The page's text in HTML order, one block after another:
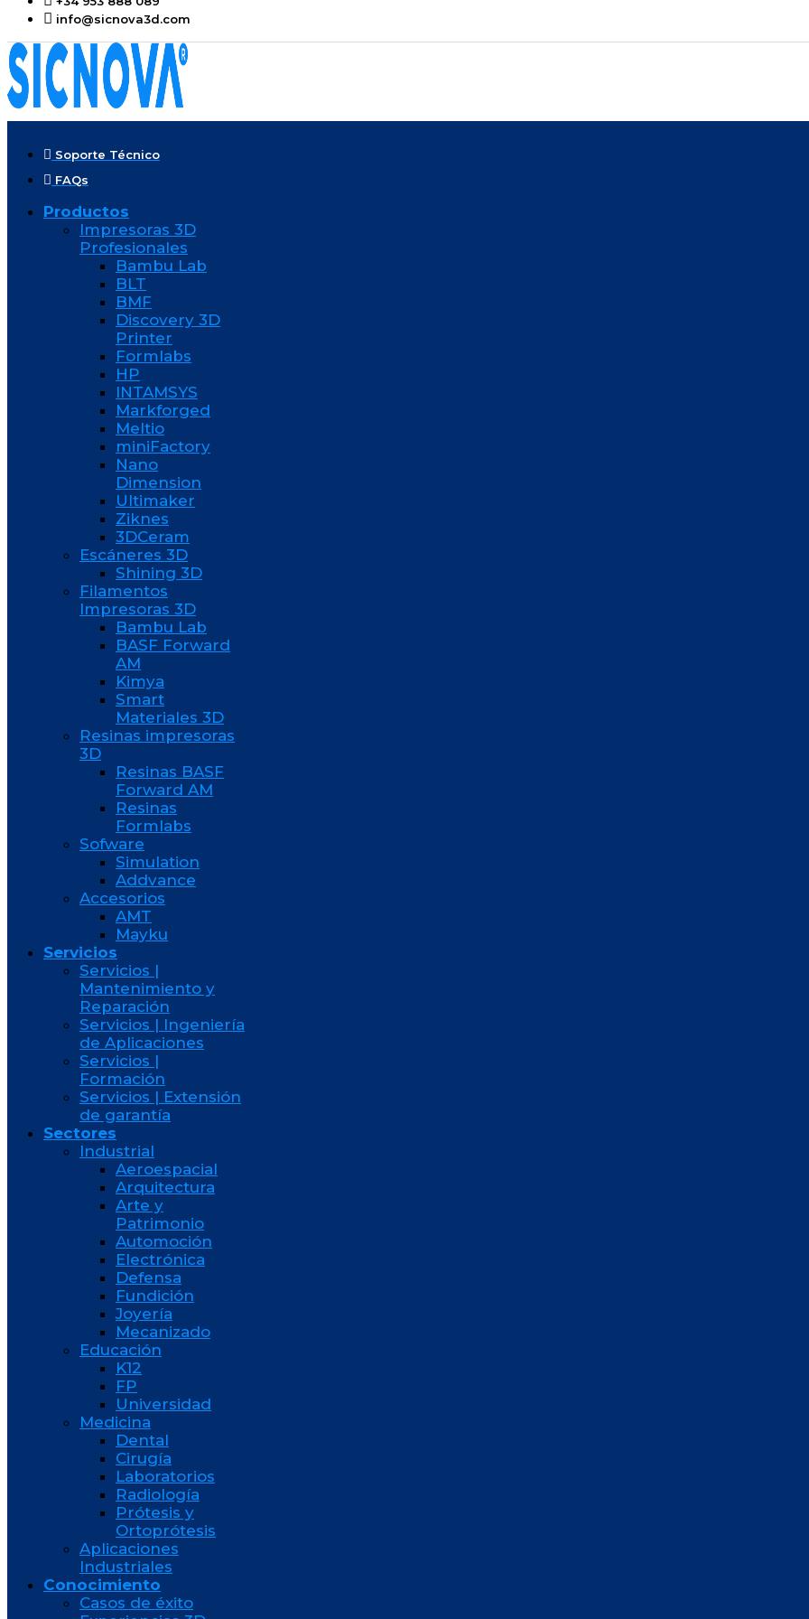
info@sicnova3d.com
Soporte Técnico
FAQs
Productos
Impresoras 3D
Profesionales
Bambu Lab
BLT
BMF
Discovery 3D
Printer
Formlabs
HP
INTAMSYS
Markforged
Meltio
miniFactory
Nano
Dimension
Ultimaker
Ziknes
3DCeram
Escáneres 3D
Shining 3D
Filamentos
Impresoras 3D
Bambu Lab
BASF Forward
AM
Kimya
Smart
Materiales 3D
Resinas impresoras
3D
Resinas BASF
Forward AM
Resinas
Formlabs
Sofware
Simulation
Addvance
Accesorios
AMT
Mayku
Servicios
Servicios |
Mantenimiento y
Reparación
Servicios | Ingeniería
de Aplicaciones
Servicios |
Formación
Servicios | Extensión
de garantía
Sectores
Industrial
Aeroespacial
Arquitectura
Arte y
Patrimonio
Automoción
Electrónica
Defensa
Fundición
Joyería
Mecanizado
Educación
K12
FP
Universidad
Medicina
Dental
Cirugía
Laboratorios
Radiología
Prótesis y
Ortoprótesis
Aplicaciones
Industriales
Conocimiento
Casos de éxito